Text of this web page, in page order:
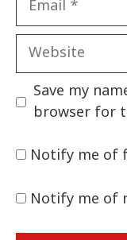
Website
Save my
browser for
Notify me of
Notify me of